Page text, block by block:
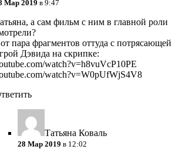
Мар 2019 в 9:47
а сам фильм с ним в главной роли
пара фрагментов оттуда с потрясающей
Дэвида на скрипке:
watch?v=h8vuVcP10PE
watch?v=W0pUfWjS4V8
Татьяна Коваль
28 Мар 2019 в 12:02